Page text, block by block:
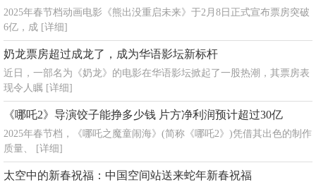
2025年春节档动画电影《熊出没重启未来》于2月8日正式宣布票房突破
6亿，成 [详细]
奶龙票房超过成龙了，成为华语影坛新标杆
近日，一部名为《奶龙》的电影在华语影坛掀起了一股热潮，其票房表
现令人瞩 [详细]
《哪吒2》导演饺子能挣多少钱 片方净利润预计超过30亿
2025年春节档，《哪吒之魔童闹海》(简称《哪吒2》)凭借其出色的制作
质量、
[详细]
太空中的新春祝福：中国空间站送来蛇年新春祝福